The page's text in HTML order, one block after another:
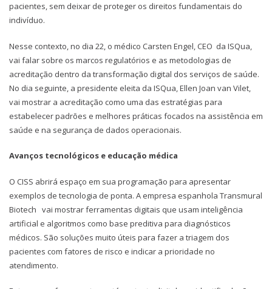
pacientes, sem deixar de proteger os direitos fundamentais do
indivíduo.
Nesse contexto, no dia 22, o médico Carsten Engel, CEO da ISQua,
vai falar sobre os marcos regulatórios e as metodologias de
acreditação dentro da transformação digital dos serviços de saúde.
No dia seguinte, a presidente eleita da ISQua, Ellen Joan van Vilet,
vai mostrar a acreditação como uma das estratégias para
estabelecer padrões e melhores práticas focados na assistência em
saúde e na segurança de dados operacionais.
Avanços tecnológicos e educação médica
O CISS abrirá espaço em sua programação para apresentar
exemplos de tecnologia de ponta. A empresa espanhola Transmural
Biotech vai mostrar ferramentas digitais que usam inteligência
artificial e algoritmos como base preditiva para diagnósticos
médicos. São soluções muito úteis para fazer a triagem dos
pacientes com fatores de risco e indicar a prioridade no
atendimento.